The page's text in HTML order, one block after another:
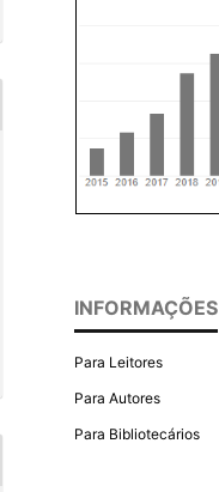
INFORMAÇÕES
Para Leitores
Para Autores
Para Bibliotecários